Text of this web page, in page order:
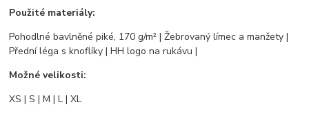
Použité materiály:
Pohodlné bavlněné piké, 170 g/m² | Žebrovaný límec a manžety |
Přední léga s knoflíky | HH logo na rukávu |
Možné velikosti:
XS | S | M | L | XL